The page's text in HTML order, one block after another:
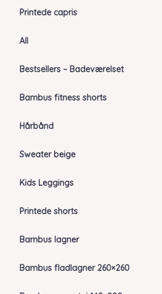
Printede capris
All
Bestsellers – Badeværelset
Bambus fitness shorts
Hårbånd
Sweater beige
Kids Leggings
Printede shorts
Bambus lagner
Bambus fladlagner 260×260